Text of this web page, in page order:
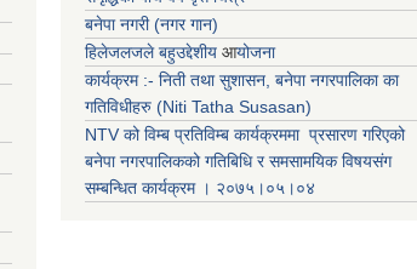
बनेपा नगरी (नगर गान)
हिलेजलजले बहुउद्देशीय आयोजना
कार्यक्रम :- निती तथा सुशासन, बनेपा नगरपालिका का
गतिविधीहरु (Niti Tatha Susasan)
NTV को विम्ब प्रतिविम्ब कार्यक्रममा प्रसारण गरिएको
बनेपा नगरपालिकको गतिबिधि र समसामयिक विषयसंग
सम्बन्धित कार्यक्रम । २०७५।०५।०४